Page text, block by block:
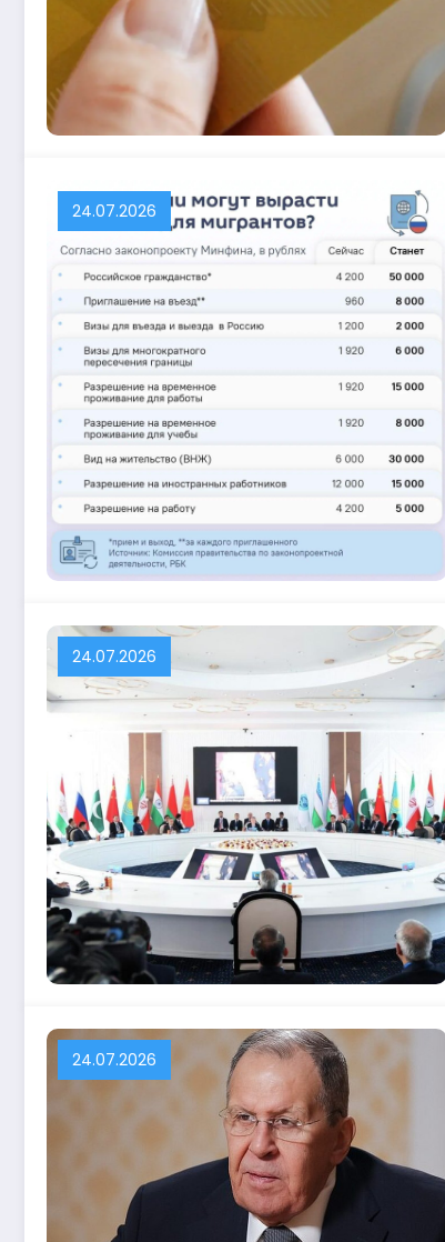
24.07.2026
24.07.2026
24.07.2026